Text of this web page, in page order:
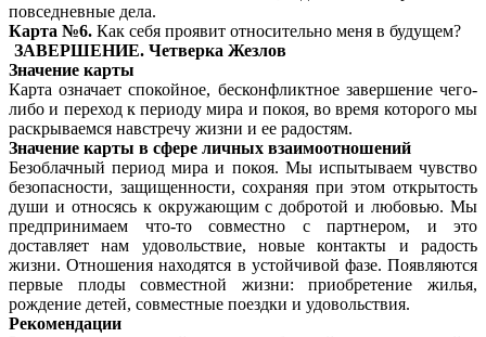
повседневные дела.
Карта №6. Как себя проявит относительно меня в будущем?
ЗАВЕРШЕНИЕ. Четверка Жезлов
Значение карты
Карта означает спокойное, бесконфликтное завершение чего-
либо и переход к периоду мира и покоя, во время которого мы
раскрываемся навстречу жизни и ее радостям.
Значение карты в сфере личных взаимоотношений
Безоблачный период мира и покоя. Мы испытываем чувство
безопасности, защищенности, сохраняя при этом открытость
души и относясь к окружающим с добротой и любовью. Мы
предпринимаем что-то совместно с партнером, и это
доставляет нам удовольствие, новые контакты и радость
жизни. Отношения находятся в устойчивой фазе. Появляются
первые плоды совместной жизни: приобретение жилья,
рождение детей, совместные поездки и удовольствия.
Рекомендации